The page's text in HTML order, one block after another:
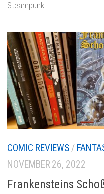
Steampunk.
COMIC REVIEWS /
NOVEMBER 26, 2022
Frankensteins